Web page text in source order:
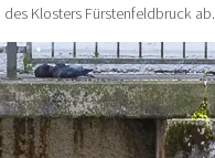
Klosters Fürstenfeldbruck ab.